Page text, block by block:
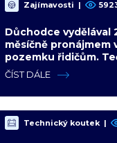
Zajímavosti |
Důchodce vydělával
měsíčně pronájmem
pozemku řidičům.
tomu čeká soud
ČÍST DÁLE
Technický koutek |